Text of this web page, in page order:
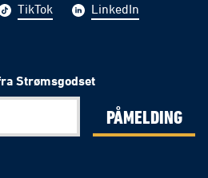
TikTok LinkedIn
Strømsgodset
PÅMELDING